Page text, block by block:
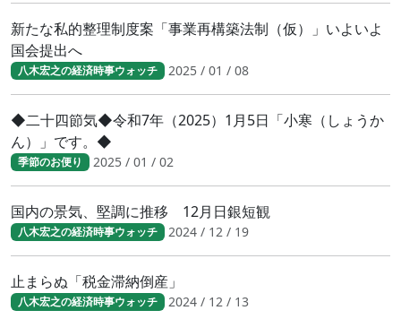
新たな私的整理制度案「事業再構築法制（仮）」いよいよ
国会提出へ
八木宏之の経済時事ウォッチ 2025 / 01 / 08
◆二十四節気◆令和7年（2025）1月5日「小寒（しょうか
ん）」です。◆
季節のお便り 2025 / 01 / 02
国内の景気、堅調に推移 12月日銀短観
八木宏之の経済時事ウォッチ 2024 / 12 / 19
止まらぬ「税金滞納倒産」
八木宏之の経済時事ウォッチ 2024 / 12 / 13